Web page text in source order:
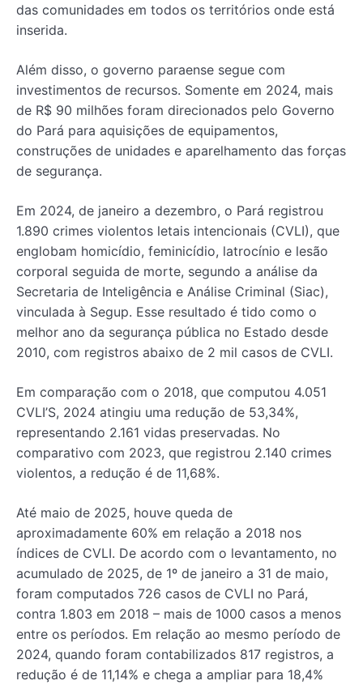
das comunidades em todos os territórios onde está
inserida.
Além disso, o governo paraense segue com
investimentos de recursos. Somente em 2024, mais
de R$ 90 milhões foram direcionados pelo Governo
do Pará para aquisições de equipamentos,
construções de unidades e aparelhamento das forças
de segurança.
Em 2024, de janeiro a dezembro, o Pará registrou
1.890 crimes violentos letais intencionais (CVLI), que
englobam homicídio, feminicídio, latrocínio e lesão
corporal seguida de morte, segundo a análise da
Secretaria de Inteligência e Análise Criminal (Siac),
vinculada à Segup. Esse resultado é tido como o
melhor ano da segurança pública no Estado desde
2010, com registros abaixo de 2 mil casos de CVLI.
Em comparação com o 2018, que computou 4.051
CVLI’S, 2024 atingiu uma redução de 53,34%,
representando 2.161 vidas preservadas. No
comparativo com 2023, que registrou 2.140 crimes
violentos, a redução é de 11,68%.
Até maio de 2025, houve queda de
aproximadamente 60% em relação a 2018 nos
índices de CVLI. De acordo com o levantamento, no
acumulado de 2025, de 1º de janeiro a 31 de maio,
foram computados 726 casos de CVLI no Pará,
contra 1.803 em 2018 – mais de 1000 casos a menos
entre os períodos. Em relação ao mesmo período de
2024, quando foram contabilizados 817 registros, a
redução é de 11,14% e chega a ampliar para 18,4%